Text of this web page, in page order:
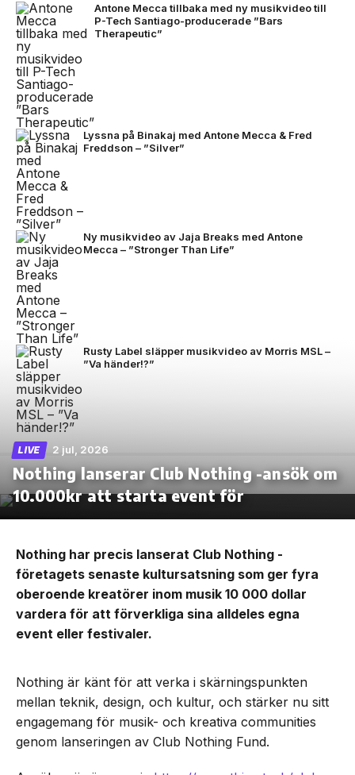
Antone Mecca tillbaka med ny musikvideo till
P-Tech Santiago-producerade ”Bars
Therapeutic”
Lyssna på Binakaj med Antone Mecca & Fred
Freddson – ”Silver”
Ny musikvideo av Jaja Breaks med Antone
Mecca – ”Stronger Than Life”
Rusty Label släpper musikvideo av Morris MSL –
”Va händer!?”
LIVE 2 jul, 2026
Nothing lanserar Club Nothing -ansök om
10.000kr att starta event för
Nothing har precis lanserat Club Nothing -
företagets senaste kultursatsning som ger fyra
oberoende kreatörer inom musik 10 000 dollar
vardera för att förverkliga sina alldeles egna
event eller festivaler.
Nothing är känt för att verka i skärningspunkten
mellan teknik, design, och kultur, och stärker nu sitt
engagemang för musik- och kreativa communities
genom lanseringen av Club Nothing Fund.